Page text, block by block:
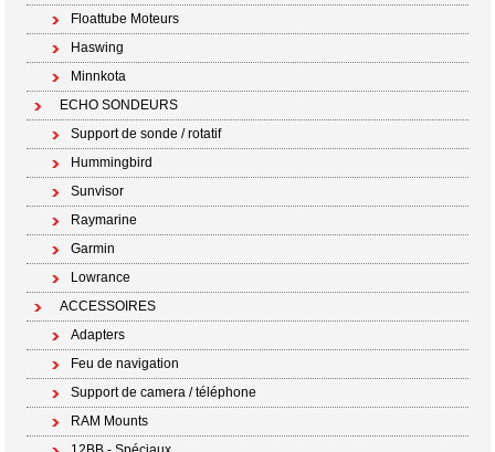
Floattube Moteurs
Haswing
Minnkota
ECHO SONDEURS
Support de sonde / rotatif
Hummingbird
Sunvisor
Raymarine
Garmin
Lowrance
ACCESSOIRES
Adapters
Feu de navigation
Support de camera / téléphone
RAM Mounts